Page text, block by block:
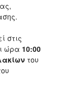
στις
ώρα 10:00
του